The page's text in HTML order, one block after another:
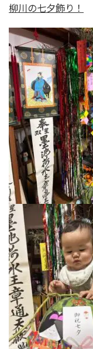
柳川の七夕飾り！